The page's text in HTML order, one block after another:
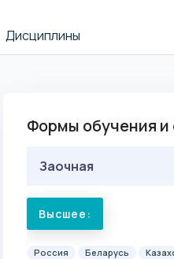
Дисциплины
Формы обучения и
Заочная
Высшее:
Россия Беларусь